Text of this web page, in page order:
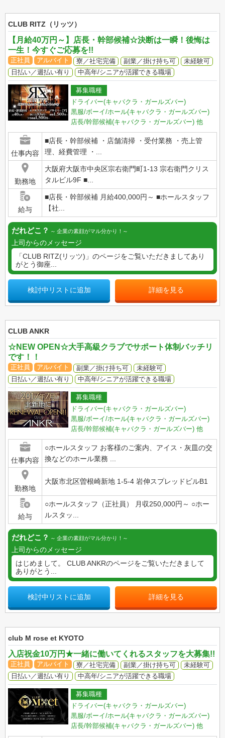
CLUB RITZ（リッツ）
【月給40万円～】店長・幹部候補☆決断は一瞬！後悔は
一生！今すぐご応募を!!
正社員 アルバイト 寮／社宅完備 副業／掛け持ち可
未経験可
日払い／週払い有り
中高年/シニアが活躍できる職場
募集職種
ドライバー(キャバクラ・ガールズバー)
黒服/ボーイ/ホール(キャバクラ・ガールズバー)
店長/幹部候補(キャバクラ・ガールズバー) 他
仕事内容
■店長・幹部候補 ・店舗清掃 ・受付業務 ・売上管
理、経費管理 ・...
勤務地
大阪府大阪市中央区宗右衛門町1-13 宗右衛門クリス
タルビル9F ■...
給与
■店長・幹部候補 月給400,000円～ ■ホールスタッフ
【社...
だれどこ？ 企業の素顔がマル分かり！
上司からのメッセージ
「CLUB RITZ(リッツ)」のページをご覧いただきましてあり
がとう御座...
検討中リストに追加 詳細を見る
CLUB ANKR
☆NEW OPEN☆大手高級クラブでサポート体制バッチリ
です！！
正社員 アルバイト 副業／掛け持ち可
未経験可
日払い／週払い有り
中高年/シニアが活躍できる職場
募集職種
ドライバー(キャバクラ・ガールズバー)
黒服/ボーイ/ホール(キャバクラ・ガールズバー)
店長/幹部候補(キャバクラ・ガールズバー) 他
仕事内容
○ホールスタッフ お客様のご案内、アイス・灰皿の交
換などのホール業務 ...
勤務地
大阪市北区曽根崎新地 1-5-4 岩伸スプレッドビルB1
給与
○ホールスタッフ（正社員） 月収250,000円～ ○ホー
ルスタッ...
だれどこ？ 企業の素顔がマル分かり！
上司からのメッセージ
はじめまして。 CLUB ANKRのページをご覧いただきまして
ありがとう...
検討中リストに追加 詳細を見る
club M rose et KYOTO
入店祝金10万円★一緒に働いてくれるスタッフを大募集!!
正社員 アルバイト 寮／社宅完備 副業／掛け持ち可
未経験可
日払い／週払い有り
中高年/シニアが活躍できる職場
募集職種
ドライバー(キャバクラ・ガールズバー)
黒服/ボーイ/ホール(キャバクラ・ガールズバー)
店長/幹部候補(キャバクラ・ガールズバー) 他